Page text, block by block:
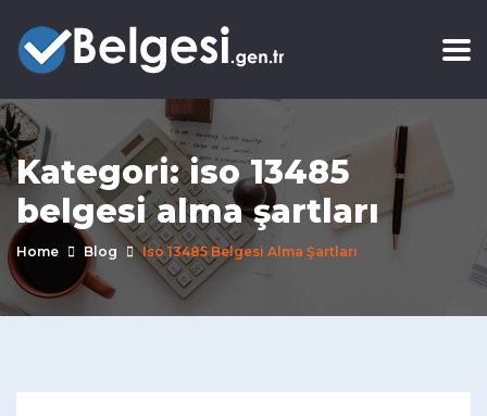
Kategori:iso 13485
belgesi alma şartları
Home Blog Iso 13485 Belgesi Alma Şartları